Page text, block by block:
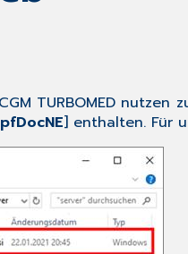
TURBOMED
] enthalten. Für